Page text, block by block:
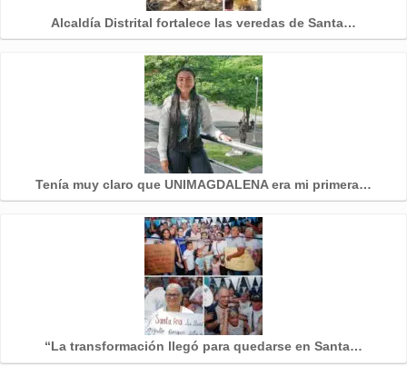
Alcaldía Distrital fortalece las veredas de Santa…
Tenía muy claro que UNIMAGDALENA era mi primera…
“La transformación llegó para quedarse en Santa…